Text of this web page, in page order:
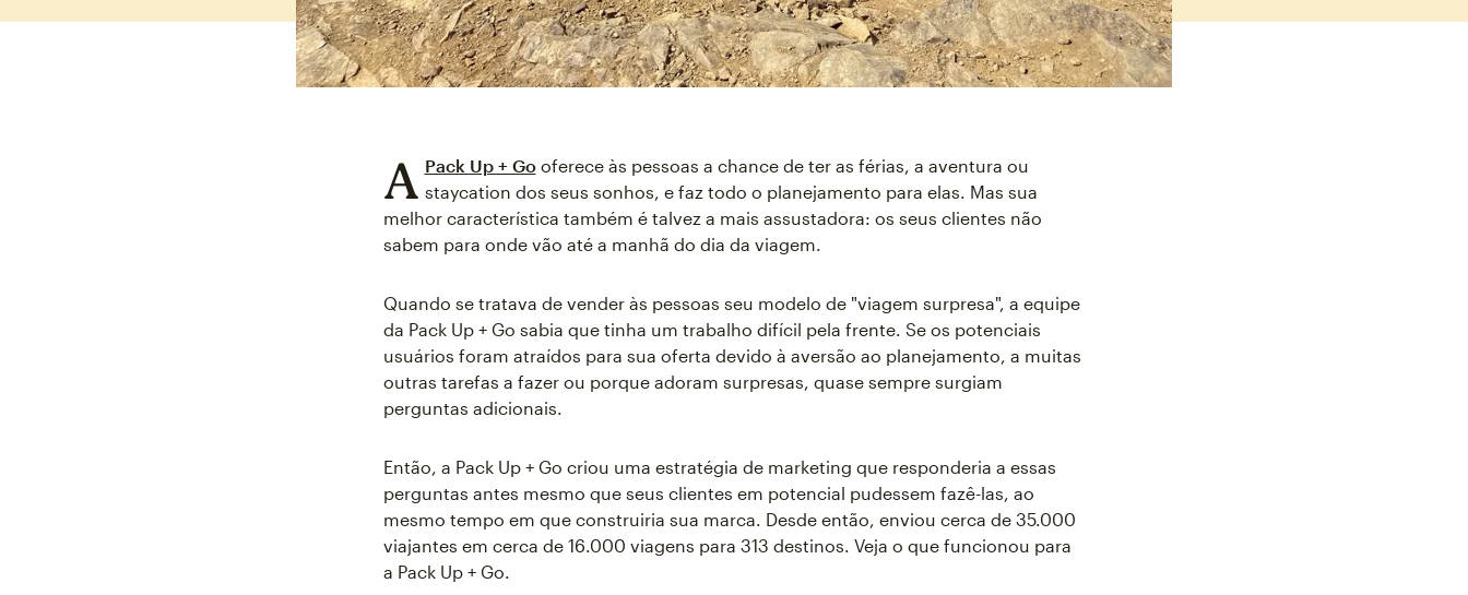
A Pack Up + Gooferece às pessoas a chance de ter as férias, a aventura ou
staycation dos seus sonhos, e faz todo o planejamento para elas. Mas sua
melhor característica também é talvez a mais assustadora: os seus clientes não
sabem para onde vão até a manhã do dia da viagem.
Quando se tratava de vender às pessoas seu modelo de "viagem surpresa", a equipe
da Pack Up + Go sabia que tinha um trabalho difícil pela frente. Se os potenciais
usuários foram atraídos para sua oferta devido à aversão ao planejamento, a muitas
outras tarefas a fazer ou porque adoram surpresas, quase sempre surgiam
perguntas adicionais.
Então, a Pack Up + Go criou uma estratégia de marketing que responderia a essas
perguntas antes mesmo que seus clientes em potencial pudessem fazê-las, ao
mesmo tempo em que construiria sua marca. Desde então, enviou cerca de 35.000
viajantes em cerca de 16.000 viagens para 313 destinos. Veja o que funcionou para
a Pack Up + Go.